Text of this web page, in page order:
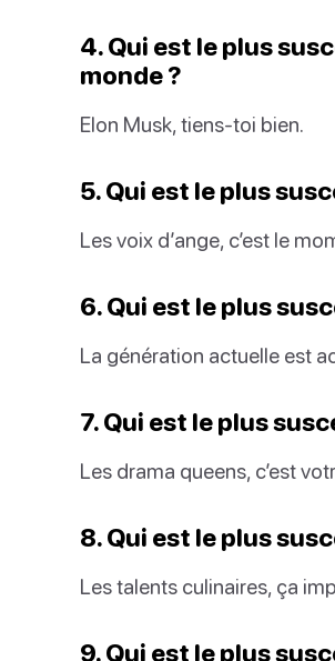
4. Qui est le plus
monde ?
Elon Musk, tiens-toi bien.
5. Qui est le plus
Les voix d’ange, c’est le
6. Qui est le plus
La génération actuelle est
7. Qui est le plus
Les drama queens, c’est
8. Qui est le plus
Les talents culinaires, ça
9. Qui est le plus